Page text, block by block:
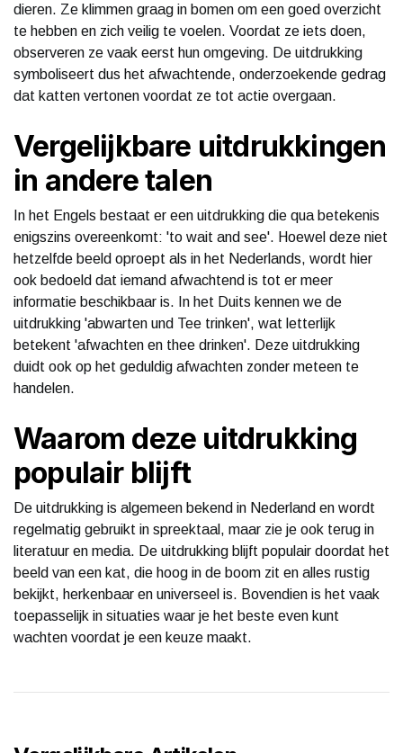
dieren. Ze klimmen graag in bomen om een goed overzicht
te hebben en zich veilig te voelen. Voordat ze iets doen,
observeren ze vaak eerst hun omgeving. De uitdrukking
symboliseert dus het afwachtende, onderzoekende gedrag
dat katten vertonen voordat ze tot actie overgaan.
Vergelijkbare uitdrukkingen
in andere talen
In het Engels bestaat er een uitdrukking die qua betekenis
enigszins overeenkomt: 'to wait and see'. Hoewel deze niet
hetzelfde beeld oproept als in het Nederlands, wordt hier
ook bedoeld dat iemand afwachtend is tot er meer
informatie beschikbaar is. In het Duits kennen we de
uitdrukking 'abwarten und Tee trinken', wat letterlijk
betekent 'afwachten en thee drinken'. Deze uitdrukking
duidt ook op het geduldig afwachten zonder meteen te
handelen.
Waarom deze uitdrukking
populair blijft
De uitdrukking is algemeen bekend in Nederland en wordt
regelmatig gebruikt in spreektaal, maar zie je ook terug in
literatuur en media. De uitdrukking blijft populair doordat het
beeld van een kat, die hoog in de boom zit en alles rustig
bekijkt, herkenbaar en universeel is. Bovendien is het vaak
toepasselijk in situaties waar je het beste even kunt
wachten voordat je een keuze maakt.